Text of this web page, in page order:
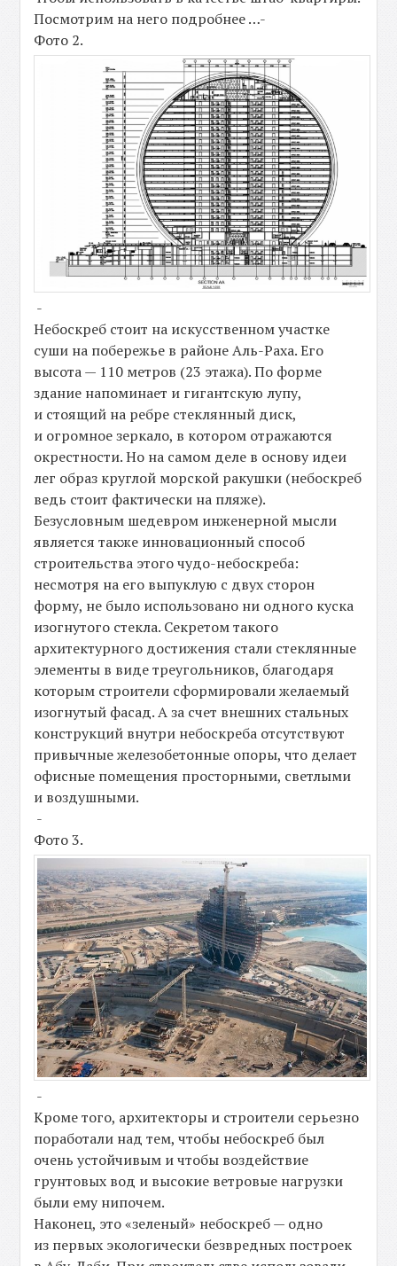
Посмотрим на него подробнее …-
Фото 2.
-
Небоскреб стоит на искусственном участке
суши на побережье в районе Аль-Раха. Его
высота — 110 метров (23 этажа). По форме
здание напоминает и гигантскую лупу,
и стоящий на ребре стеклянный диск,
и огромное зеркало, в котором отражаются
окрестности. Но на самом деле в основу идеи
лег образ круглой морской ракушки (небоскреб
ведь стоит фактически на пляже).
Безусловным шедевром инженерной мысли
является также инновационный способ
строительства этого чудо-небоскреба:
несмотря на его выпуклую с двух сторон
форму, не было использовано ни одного куска
изогнутого стекла. Секретом такого
архитектурного достижения стали стеклянные
элементы в виде треугольников, благодаря
которым строители сформировали желаемый
изогнутый фасад. А за счет внешних стальных
конструкций внутри небоскреба отсутствуют
привычные железобетонные опоры, что делает
офисные помещения просторными, светлыми
и воздушными.
-
Фото 3.
-
Кроме того, архитекторы и строители серьезно
поработали над тем, чтобы небоскреб был
очень устойчивым и чтобы воздействие
грунтовых вод и высокие ветровые нагрузки
были ему нипочем.
Наконец, это «зеленый» небоскреб — одно
из первых экологически безвредных построек